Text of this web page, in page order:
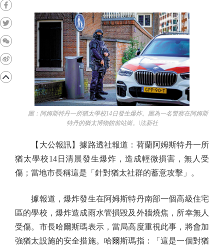
圖：阿姆斯特丹一所猶太學校14日發生爆炸。圖為一名警察在阿姆斯
特丹的猶太博物館前站崗。\法新社
【大公報訊】據路透社報道：荷蘭阿姆斯特丹一所
猶太學校14日清晨發生爆炸，造成輕微損害，無人受
傷；當地市長稱這是「針對猶太社群的蓄意攻擊」。
據報道，爆炸發生在阿姆斯特丹南部一個高級住宅
區的學校，爆炸造成雨水管損毀及外牆燒焦，所幸無人
受傷。市長哈爾斯瑪表示，當局高度重視此事，將會加
強猶太設施的安全措施。哈爾斯瑪指：「這是一個對猶